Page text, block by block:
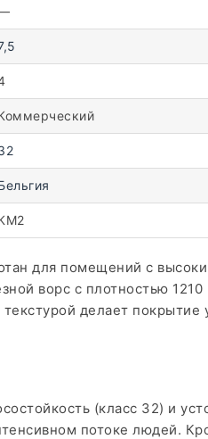
для помещений с
ворс с плотностью
делает
(класс 32) и
потоке людей.